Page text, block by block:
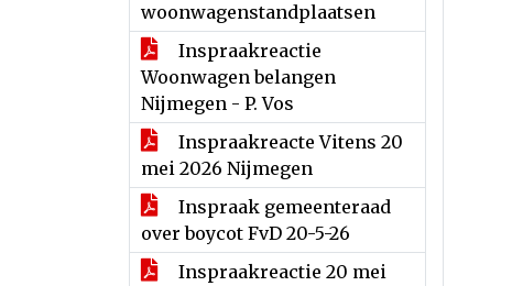
woonwagenstandplaatsen
Inspraakreactie
Woonwagen belangen
Nijmegen - P. Vos
Inspraakreacte Vitens 20
mei 2026 Nijmegen
Inspraak gemeenteraad
over boycot FvD 20-5-26
Inspraakreactie 20 mei